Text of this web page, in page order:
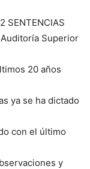
SENTENCIAS
Superior
20 años
ya se ha dictado
con el último
y